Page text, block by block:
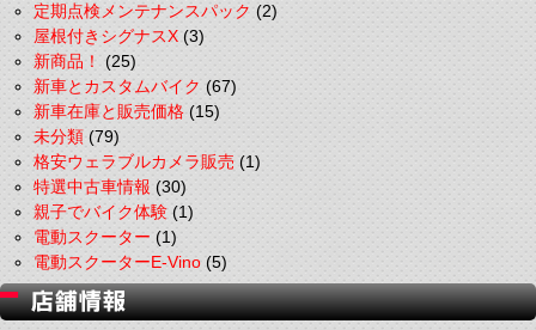
定期点検メンテナンスパック(2)
屋根付きシグナスX(3)
新商品！(25)
新車とカスタムバイク(67)
新車在庫と販売価格(15)
未分類(79)
格安ウェラブルカメラ販売(1)
特選中古車情報(30)
親子でバイク体験(1)
電動スクーター(1)
電動スクーターE-Vino(5)